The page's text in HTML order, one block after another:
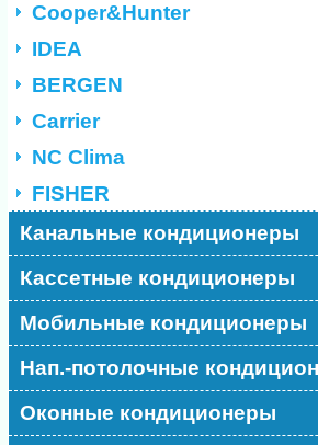
Cooper&Hunter
IDEA
BERGEN
Carrier
NC Clima
FISHER
Канальные кондиционеры
Кассетные кондиционеры
Мобильные кондиционеры
Нап.-потолочные
Оконные кондиционеры